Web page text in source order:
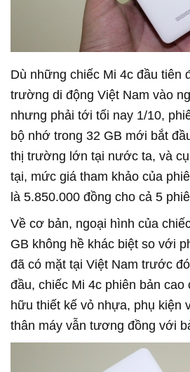
Dù những chiếc Mi 4c đầu tiên
trường di động Việt Nam vào
nhưng phải tới tối nay 1/10,
bộ nhớ trong 32 GB mới bắt
thị trường lớn tại nước ta, và
tại, mức giá tham khảo của
là 5.850.000 đồng cho cả 5
Về cơ bản, ngoại hình của
GB không hề khác biệt so với
đã có mặt tại Việt Nam trước
đầu, chiếc Mi 4c phiên bản cao
hữu thiết kế vỏ nhựa, phụ kiện
thân máy vẫn tương đồng với